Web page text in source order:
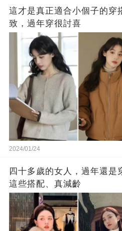
這才是真正適合小個子的穿
致，過年穿很討喜
2024/01/24
四十多歲的女人，過年還是
這些搭配、真減齡